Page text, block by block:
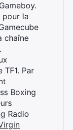
pour la
chaîne
Par
Boxing
Radio